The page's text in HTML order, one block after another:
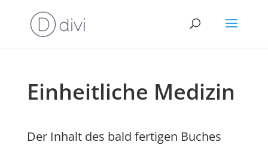
Einheitliche Medizin
Der Inhalt des bald fertigen Buches